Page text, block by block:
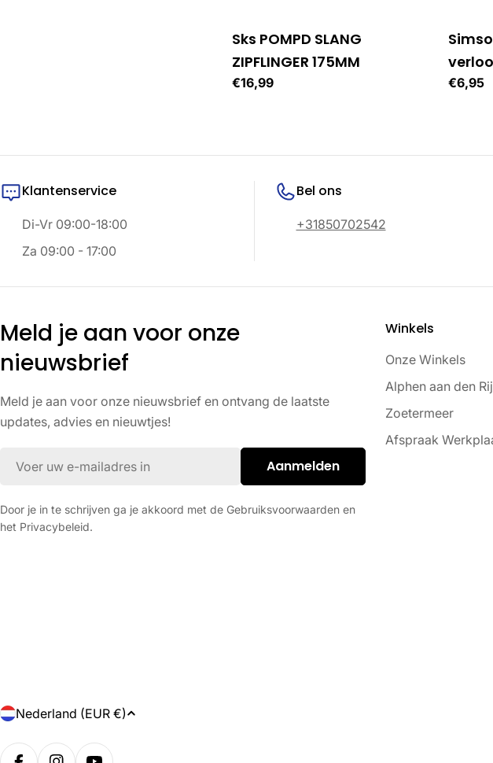
g
Sks POMPD SLANG
ZIPFLINGER 175MM
Normale
€16,99
Normale
€6,95
Klantenservice
Di-Vr 09:00-18:00
Za 09:00 - 17:00
Bel ons
+31850702542
Meld je aan voor onze
nieuwsbrief
Meld je aan voor onze nieuwsbrief en ontvang de laatste
updates, advies en nieuwtjes!
Aanmelden
Door je in te schrijven ga je akkoord met de Gebruiksvoorwaarden en
het Privacybeleid.
Winkels
Onze Winkels
Alphen aan den
Zoetermeer
Afspraak
L
a
Nederland (EUR €)